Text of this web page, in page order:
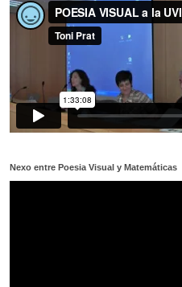
Nexo entre Poesia Visual y Matemáticas